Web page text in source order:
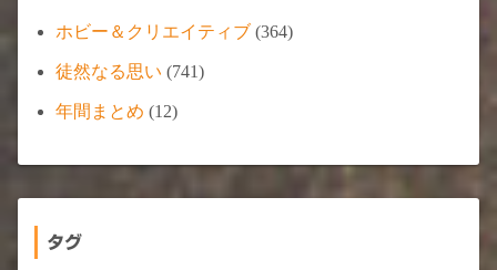
ホビー＆クリエイティブ (364)
徒然なる思い (741)
年間まとめ (12)
タグ